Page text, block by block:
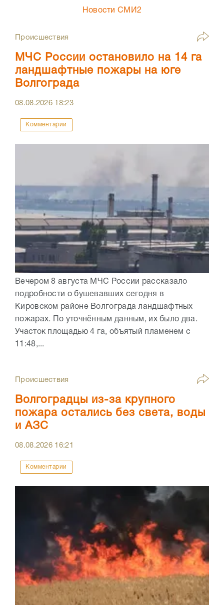
Новости СМИ2
Происшествия
МЧС России остановило на 14 га
ландшафтные пожары на юге
Волгограда
08.08.2026 18:23
Комментарии
Вечером 8 августа МЧС России рассказало
подробности о бушевавших сегодня в
Кировском районе Волгограда ландшафтных
пожарах. По уточнённым данным, их было два.
Участок площадью 4 га, объятый пламенем с
11:48,...
Происшествия
Волгоградцы из-за крупного
пожара остались без света, воды
и АЗС
08.08.2026 16:21
Комментарии